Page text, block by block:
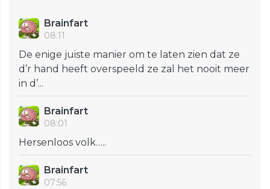
Brainfart
08:11
De enige juiste manier om te laten zien dat ze
d’r hand heeft overspeeld ze zal het nooit meer
in d’...
Brainfart
08:01
Hersenloos volk…..
Brainfart
07:56